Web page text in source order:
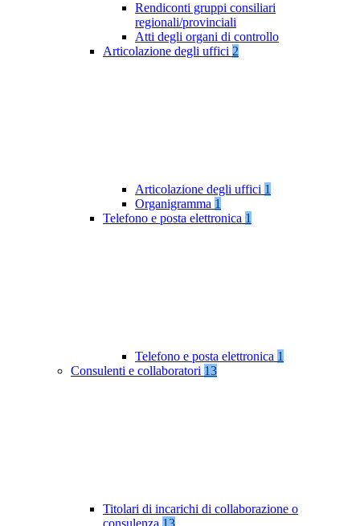
Rendiconti gruppi consiliari
regionali/provinciali
Atti degli organi di controllo
Articolazione degli uffici 2
Articolazione degli uffici 1
Organigramma 1
Telefono e posta elettronica 1
Telefono e posta elettronica 1
Consulenti e collaboratori 13
Titolari di incarichi di collaborazione o